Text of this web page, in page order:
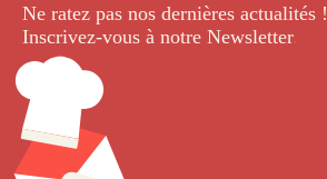
Ne ratez pas nos dernières actualités !
Inscrivez-vous à notre Newsletter.